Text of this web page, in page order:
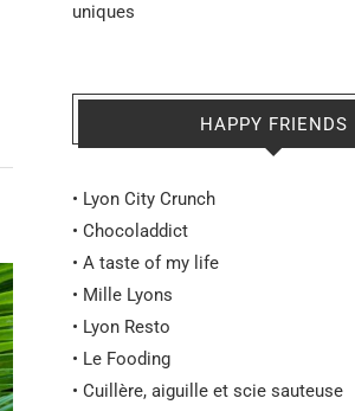
uniques
HAPPY FRIENDS
• Lyon City Crunch
• Chocoladdict
• A taste of my life
• Mille Lyons
• Lyon Resto
• Le Fooding
• Cuillère, aiguille et scie sauteuse